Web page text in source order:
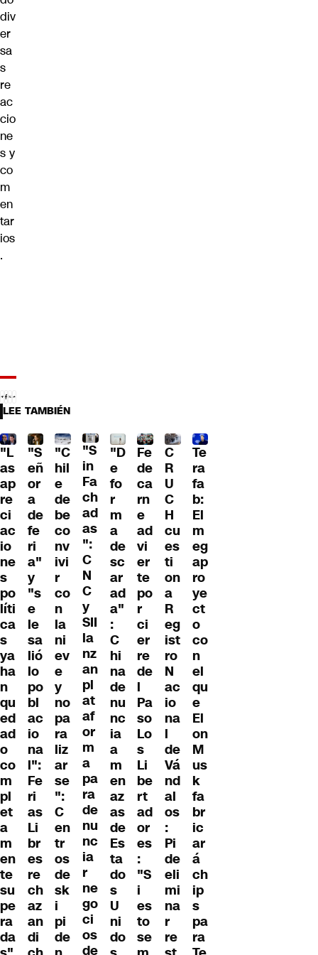
div
er
sa
s
re
ac
cio
ne
s y
co
m
en
tar
ios
.
LEE TAMBIÉN
"L
as
ap
re
ci
ac
io
ne
s
po
líti
ca
s
ya
ha
n
qu
ed
ad
o
co
m
pl
et
a
m
en
te
su
pe
ra
da
"S
eñ
or
a
de
fe
ri
a"
y
"s
e
le
sa
lió
lo
po
bl
ac
io
na
l":
Fe
ri
as
Li
br
es
re
ch
az
an
di
"C
hil
e
de
be
co
nv
ivi
r
co
n
la
ni
ev
e
y
no
pa
ra
liz
ar
se
":
C
en
tr
os
de
sk
i
pi
de
"S
in
Fa
ch
ad
as
":
C
N
C
y
SII
la
nz
an
pl
at
af
or
m
a
pa
ra
de
nu
nc
ia
r
ne
go
ci
os
de
"D
e
fo
r
m
a
de
sc
ar
ad
a"
:
C
hi
na
de
nu
nc
ia
a
m
en
az
as
de
Es
ta
do
s
U
ni
do
Fe
de
ca
rn
e
ad
vi
er
te
po
r
ci
er
re
de
l
Pa
so
Lo
s
Li
be
rt
ad
or
es
:
"S
i
es
to
se
C
R
U
C
H
cu
es
ti
on
a
R
eg
ist
ro
N
ac
io
na
l
de
Vá
nd
al
os
:
Pi
de
eli
mi
na
r
re
Te
ra
fa
b:
El
m
eg
ap
ro
ye
ct
o
co
n
el
qu
e
El
on
M
us
k
fa
br
ic
ar
á
ch
ip
s
pa
ra